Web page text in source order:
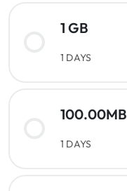
1 GB
1 DAYS
100.00MB
1 DAYS